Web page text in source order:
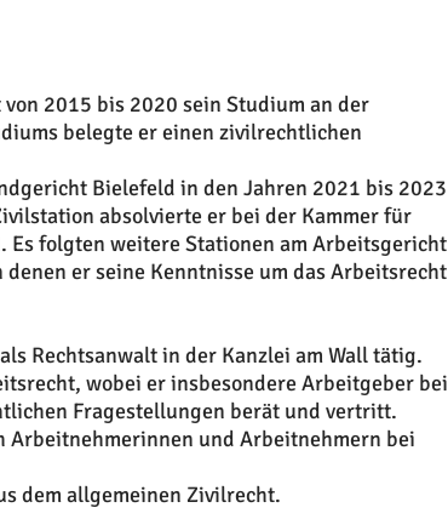
2015 bis 2020 sein Studium an der
belegte er einen zivilrechtlichen
Bielefeld in den Jahren 2021 bis 2023
absolvierte er bei der Kammer für
Es folgten weitere Stationen am Arbeitsgericht
er seine Kenntnisse um das Arbeitsrecht
Rechtsanwalt in der Kanzlei am Wall tätig.
wobei er insbesondere Arbeitgeber bei
Fragestellungen berät und vertritt.
Arbeitnehmerinnen und Arbeitnehmern bei
dem allgemeinen Zivilrecht.